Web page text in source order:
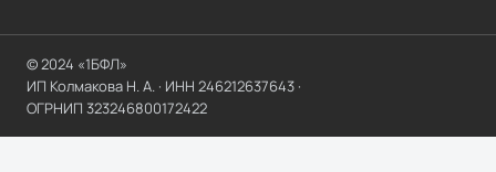
© 2024 «1БФЛ»
ИП Колмакова Н. А. · ИНН 246212637643 ·
ОГРНИП 323246800172422